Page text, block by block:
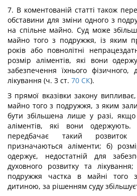
7. В коментованій статті також
обставини для зміни одного з
на спільне майно. Суд може
майно того з подружжя, із яким
років або повнолітні
розмір аліментів, які вони
забезпечення їхнього фізичного,
лікування (ч. 3 ст. 70 СК).
З прямої вказівки закону
майно того з подружжя, з яким
бути збільшена лише у разі, якщо
аліментів, які вони
передбачає такий
призначаються аліменти; б)
одержує, недостатній для
духовного розвитку та
подружжя частка в майні того
дитиною, за рішенням суду